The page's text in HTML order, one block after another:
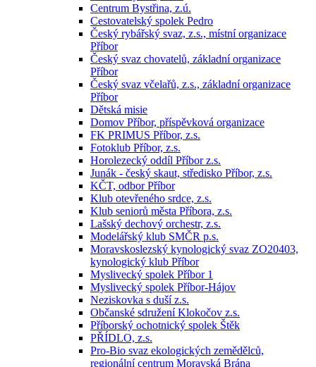
Centrum Bystřina, z.ú.
Cestovatelský spolek Pedro
Český rybářský svaz, z.s., místní organizace
Příbor
Český svaz chovatelů, základní organizace
Příbor
Český svaz včelařů, z.s., základní organizace
Příbor
Dětská misie
Domov Příbor, příspěvková organizace
FK PRIMUS Příbor, z.s.
Fotoklub Příbor, z.s.
Horolezecký oddíl Příbor z.s.
Junák - český skaut, středisko Příbor, z.s.
KČT, odbor Příbor
Klub otevřeného srdce, z.s.
Klub seniorů města Příbora, z.s.
Lašský dechový orchestr, z.s.
Modelářský klub SMČR p.s.
Moravskoslezský kynologický svaz ZO20403,
kynologický klub Příbor
Myslivecký spolek Příbor 1
Myslivecký spolek Příbor-Hájov
Neziskovka s duší z.s.
Občanské sdružení Klokočov z.s.
Příborský ochotnický spolek Štěk
PŘÍDLO, z.s.
Pro-Bio svaz ekologických zemědělců,
regionální centrum Moravská Brána